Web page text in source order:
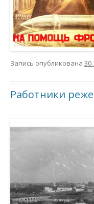
Запись опубликована
Работники